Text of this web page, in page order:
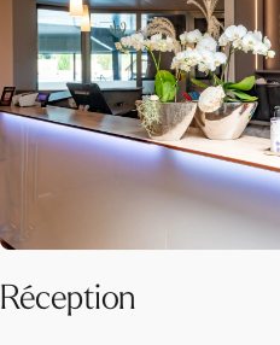
Réception